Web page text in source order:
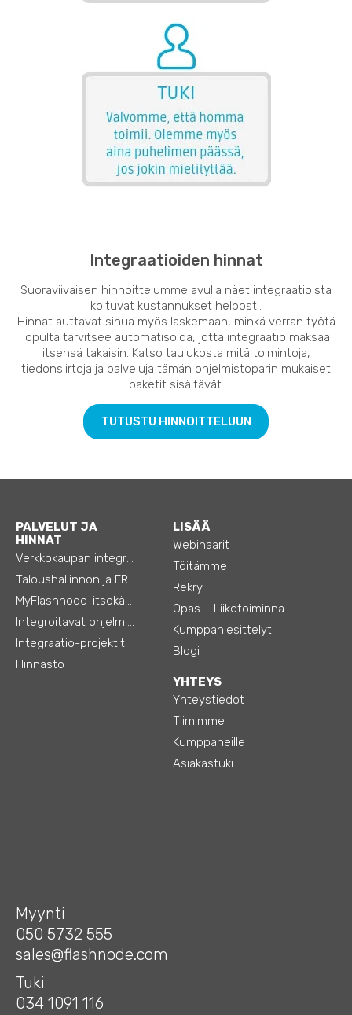
Integraatioiden hinnat
Suoraviivaisen hinnoittelumme avulla näet integraatioista
koituvat kustannukset helposti.
Hinnat auttavat sinua myös laskemaan, minkä verran työtä
lopulta tarvitsee automatisoida, jotta integraatio maksaa
itsensä takaisin. Katso taulukosta mitä toimintoja,
tiedonsiirtoja ja palveluja tämän ohjelmistoparin mukaiset
paketit sisältävät:
TUTUSTU HINNOITTELUUN
PALVELUT JA
HINNAT
Verkkokaupan integraatiot
Taloushallinnon ja ERP:n integraatiot
MyFlashnode-itsekäyttö-automaatio
Integroitavat ohjelmistot
Integraatio-projektit
Hinnasto
LISÄÄ
Webinaarit
Töitämme
Rekry
Opas – Liiketoiminnan tehostamiseen
Kumppaniesittelyt
Blogi
YHTEYS
Yhteystiedot
Tiimimme
Kumppaneille
Asiakastuki
Myynti
050 5732 555
sales@flashnode.com
Tuki
034 1091 116